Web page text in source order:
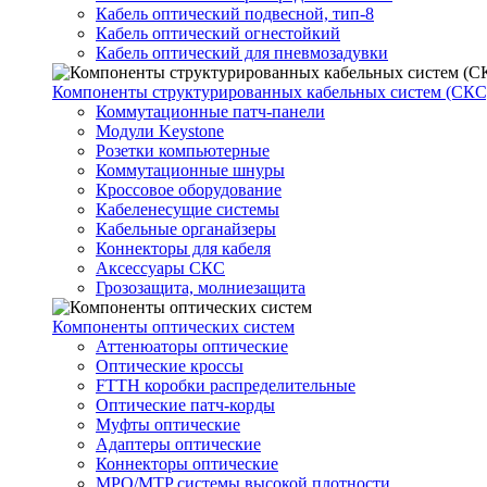
Кабель оптический подвесной, тип-8
Кабель оптический огнестойкий
Кабель оптический для пневмозадувки
Компоненты структурированных кабельных систем
Коммутационные патч-панели
Модули Keystone
Розетки компьютерные
Коммутационные шнуры
Кроссовое оборудование
Кабеленесущие системы
Кабельные органайзеры
Коннекторы для кабеля
Аксессуары СКС
Грозозащита, молниезащита
Компоненты оптических систем
Аттенюаторы оптические
Оптические кроссы
FTTH коробки распределительные
Оптические патч-корды
Муфты оптические
Адаптеры оптические
Коннекторы оптические
MPO/MTP системы высокой плотности